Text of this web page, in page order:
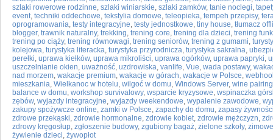
szlaki rowerowe rodzinne, szlaki winiarskie, szlaki zamków, tanie noclegi,
event, techniki oddechowe, tekstylia domowe, teleopieka, tempeh przepisy,
oprogramowania, testy integracyjne, testy jednostkowe, tiny house, tłumacz
blogger, trawnik naturalny, trekking, trening core, trening dla dzieci, trening
trening po ciąży, trening równowagi, trening seniorów, trening z gumami,
kolejowa, turystyka literacka, turystyka przyrodnicza, turystyka sakralna,
perełki, uprawa kiełków, uprawa mikroliści, uprawa ogórków, uprawa papryki,
uszczelnianie okien, uważność, uzdrowiska, vanlife, Vue, wada postawy,
nad morzem, wakacje premium, wakacje w górach, wakacje w Polsce,
mieszkania, Wielkanoc w hotelu, wilgoć w domu, Windows Server, wine pairing
balance w domu, workshop survivalowy, wsparcie kryzysowe, wspinaczka
zębów, wyjazdy integracyjne, wyjazdy weekendowe, wypalenie zawodowe,
zakupy spożywcze online, zamki w Polsce, zapachy do domu, zapasy
zdrowe przekąski, zdrowie hormonalne, zdrowie kobiet, zdrowie mężczyzn,
zdrowy kręgosłup, zgłoszenie budowy, zgubiony bagaż, zielone szkoły,
żywienie dzieci, żywopłot